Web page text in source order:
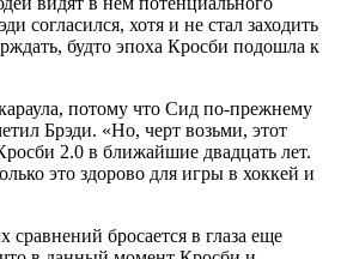
согласился, хотя и не стал заходить
будто эпоха Кросби подошла к
потому что Сид по-прежнему
Брэди. «Но, черт возьми, этот
2.0 в ближайшие двадцать лет.
это здорово для игры в хоккей и
сравнений бросается в глаза еще